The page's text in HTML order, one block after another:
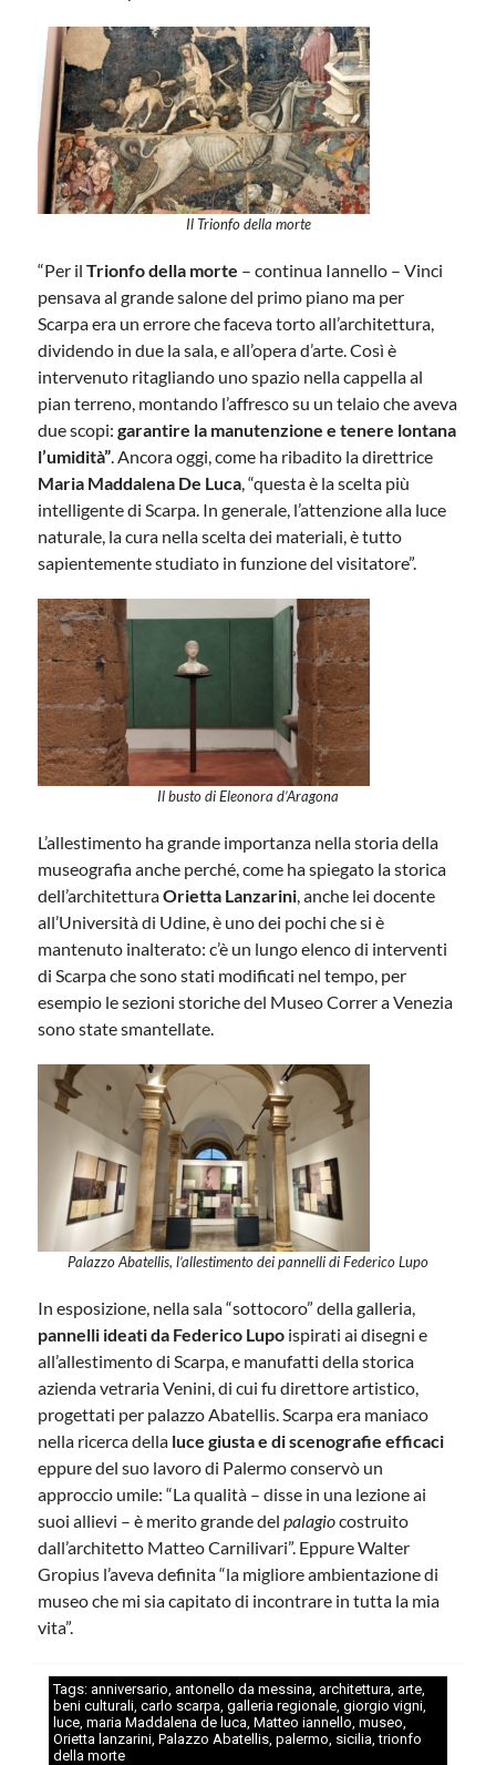
Il Trionfo della morte
“Per ilTrionfo della morte – continua Iannello – Vinci
pensava al grande salone del primo piano ma per
Scarpa era un errore che faceva torto all’architettura,
dividendo in due la sala, e all’opera d’arte. Così è
intervenuto ritagliando uno spazio nella cappella al
pian terreno, montando l’affresco su un telaio che aveva
due scopi:garantire la manutenzione e tenere lontana
l’umidità”. Ancora oggi, come ha ribadito la direttrice
Maria Maddalena De Luca, “questa è la scelta più
intelligente di Scarpa. In generale, l’attenzione alla luce
naturale, la cura nella scelta dei materiali, è tutto
sapientemente studiato in funzione del visitatore”.
Il busto di Eleonora d’Aragona
L’allestimento ha grande importanza nella storia della
museografia anche perché, come ha spiegato la storica
dell’architetturaOrietta Lanzarini, anche lei docente
all’Università di Udine, è uno dei pochi che si è
mantenuto inalterato: c’è un lungo elenco di interventi
di Scarpa che sono stati modificati nel tempo, per
esempio le sezioni storiche del Museo Correr a Venezia
sono state smantellate.
Palazzo Abatellis, l’allestimento dei pannelli di Federico Lupo
In esposizione, nella sala “sottocoro” della galleria,
pannelli ideati da Federico Lupo ispirati ai disegni e
all’allestimento di Scarpa, e manufatti della storica
azienda vetraria Venini, di cui fu direttore artistico,
progettati per palazzo Abatellis. Scarpa era maniaco
nella ricerca della luce giusta e di scenografie efficaci
eppure del suo lavoro di Palermo conservò un
approccio umile: “La qualità – disse in una lezione ai
suoi allievi – è merito grande delpalagiocostruito
dall’architetto Matteo Carnilivari”. Eppure Walter
Gropius l’aveva definita “la migliore ambientazione di
museo che mi sia capitato di incontrare in tutta la mia
vita”.
Tags: anniversario, antonello da messina, architettura, arte,
beni culturali, carlo scarpa, galleria regionale, giorgio vigni,
luce, maria Maddalena de luca, Matteo iannello, museo,
Orietta lanzarini, Palazzo Abatellis, palermo, sicilia,trionfo
della morte